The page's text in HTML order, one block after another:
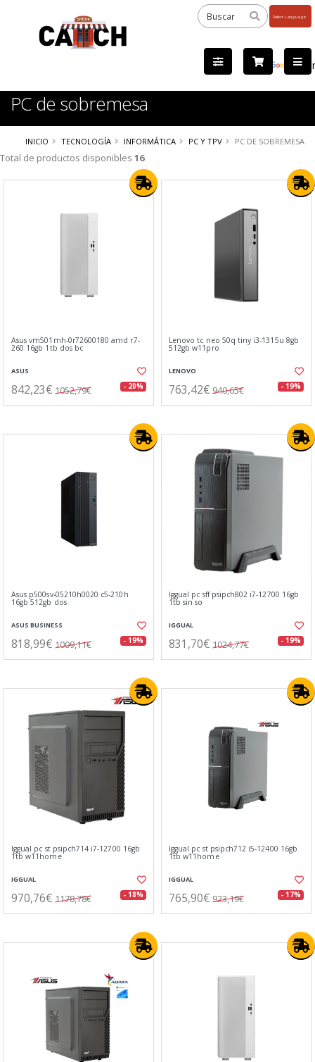
by
PC de sobremesa
INICIO TECNOLOGÍA INFORMÁTICA PC Y TPV PC DE SOBREMESA
Total de productos disponibles 16
Asus vm501mh-0r72600180 amd r7-
260 16gb 1tb dos bc
ASUS
842,23€ 1052,79€ - 20%
Lenovo tc neo 50q tiny i3-1315u 8gb
512gb w11pro
LENOVO
763,42€ 940,65€ - 19%
Asus p500sv-05210h0020 c5-210h
16gb 512gb dos
ASUS BUSINESS
818,99€ 1009,11€ - 19%
Iggual pc sff psipch802 i7-12700 16gb
1tb sin so
IGGUAL
831,70€ 1024,77€ - 19%
Iggual pc st psipch714 i7-12700 16gb
1tb w11home
IGGUAL
970,76€ 1178,78€ - 18%
Iggual pc st psipch712 i5-12400 16gb
1tb w11home
IGGUAL
765,90€ 923,19€ - 17%